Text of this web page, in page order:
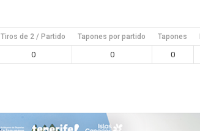
Tiros de 2 / Partido Tapones por partido Tapones
0 0 0